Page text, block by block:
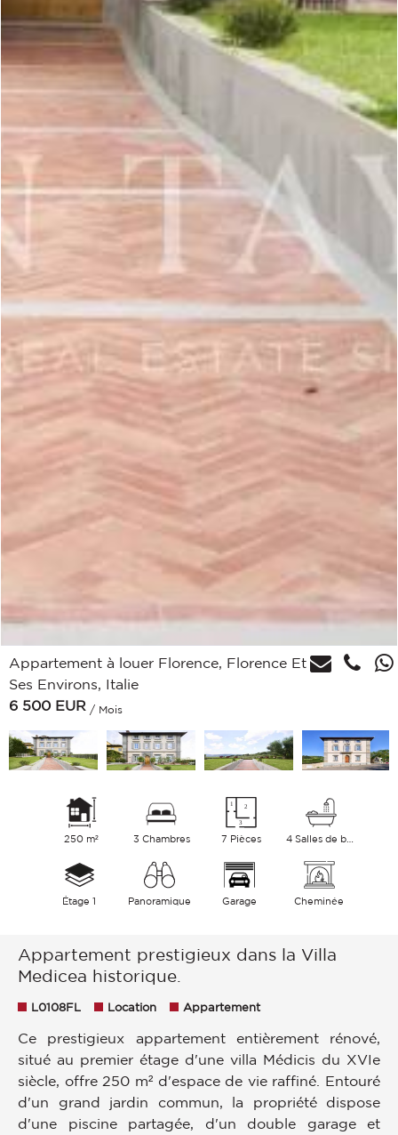
Appartement à louer Florence, Florence Et
Ses Environs, Italie
6 500 EUR / Mois
250 m² 3 Chambres 7 Pièces 4 Salles de bains
Étage 1 Panoramique Garage Cheminée
Appartement prestigieux dans la Villa
Medicea historique.
L0108FL Location Appartement
Ce prestigieux appartement entièrement rénové,
situé au premier étage d'une villa Médicis du XVIe
siècle, offre 250 m² d'espace de vie raffiné. Entouré
d'un grand jardin commun, la propriété dispose
d'une piscine partagée, d'un double garage et